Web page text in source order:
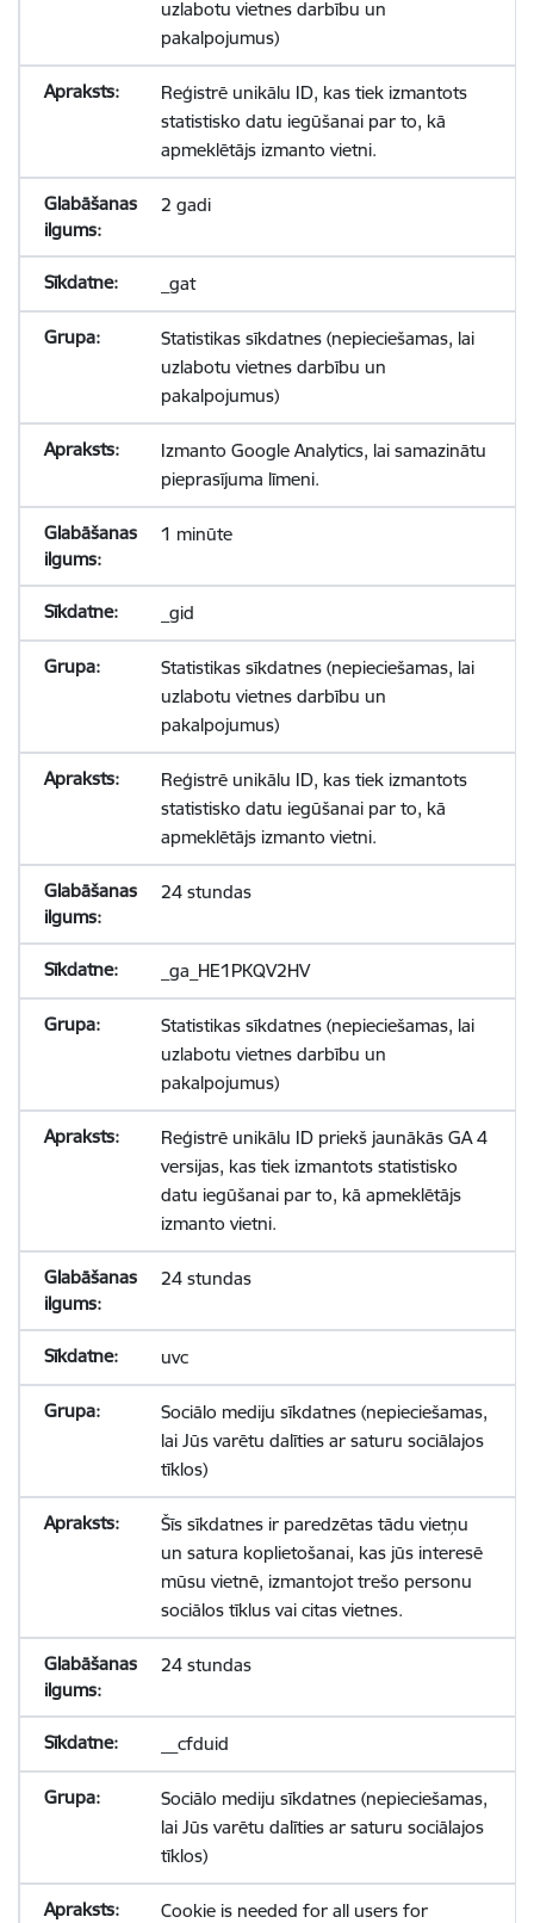
uzlabotu vietnes darbību un
pakalpojumus)
Reģistrē unikālu ID, kas tiek izmantots
statistisko datu iegūšanai par to, kā
apmeklētājs izmanto vietni.
2 gadi
_gat
Statistikas sīkdatnes (nepieciešamas, lai
uzlabotu vietnes darbību un
pakalpojumus)
Izmanto Google Analytics, lai samazinātu
pieprasījuma līmeni.
1 minūte
_gid
Statistikas sīkdatnes (nepieciešamas, lai
uzlabotu vietnes darbību un
pakalpojumus)
Reģistrē unikālu ID, kas tiek izmantots
statistisko datu iegūšanai par to, kā
apmeklētājs izmanto vietni.
24 stundas
_ga_HE1PKQV2HV
Statistikas sīkdatnes (nepieciešamas, lai
uzlabotu vietnes darbību un
pakalpojumus)
Reģistrē unikālu ID priekš jaunākās GA 4
versijas, kas tiek izmantots statistisko
datu iegūšanai par to, kā apmeklētājs
izmanto vietni.
24 stundas
uvc
Sociālo mediju sīkdatnes (nepieciešamas,
lai Jūs varētu dalīties ar saturu sociālajos
tīklos)
Šīs sīkdatnes ir paredzētas tādu vietņu
un satura koplietošanai, kas jūs interesē
mūsu vietnē, izmantojot trešo personu
sociālos tīklus vai citas vietnes.
24 stundas
__cfduid
Sociālo mediju sīkdatnes (nepieciešamas,
lai Jūs varētu dalīties ar saturu sociālajos
tīklos)
Cookie is needed for all users for